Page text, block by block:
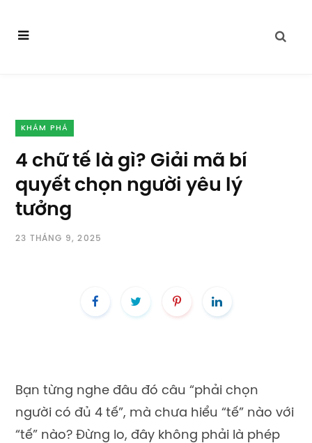
KHÁM PHÁ
4 chữ tế là gì? Giải mã bí
quyết chọn người yêu lý
tưởng
23 THÁNG 9, 2025
Bạn từng nghe đâu đó câu “phải chọn
người có đủ 4 tế”, mà chưa hiểu “tế” nào với
“tế” nào? Đừng lo, đây không phải là phép